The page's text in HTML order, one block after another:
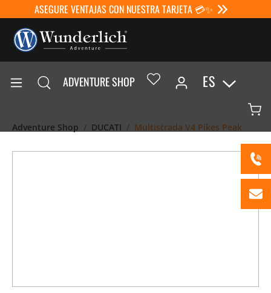
ASEGURE VENTAJAS CON NUESTRA TARJETA 💳✨
ADVENTURE SHOP ES
Adventure Shop DUCATI Multistrada V4 Pikes Peak